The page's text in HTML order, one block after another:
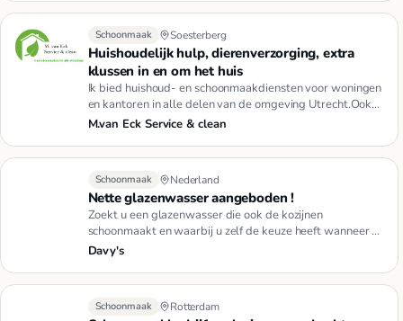
Schoonmaak Soesterberg
Huishoudelijk hulp, dierenverzorging, extra
klussen in en om het huis
Ik bied huishoud- en schoonmaakdiensten voor woningen
en kantoren in alle delen van de omgeving Utrecht.Ook
kunt u gebru…
M.van Eck Service & clean
Schoonmaak Nederland
Nette glazenwasser aangeboden !
Zoekt u een glazenwasser die ook de kozijnen
schoonmaakt en waarbij u zelf de keuze heeft wanneer en
hoevaak u de ramen …
Davy's
Schoonmaak Rotterdam